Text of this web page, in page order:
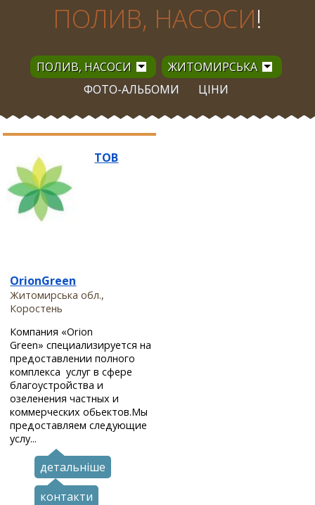
ПОЛИВ, НАСОСИ!
ПОЛИВ, НАСОСИ
ЖИТОМИРСЬКА
ФОТО-АЛЬБОМИ
ЦІНИ
ТОВ
OrionGreen
Житомирська обл.,
Коростень
Компания «Orion
Green» специализируется на
предоставлении полного
комплекса услуг в сфере
благоустройства и
озеленения частных и
коммерческих обьектов.Мы
предоставляем следующие
услу...
детальніше
контакти